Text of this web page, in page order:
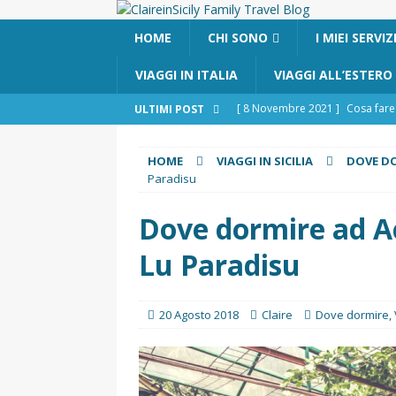
HOME CHI SONO I MIEI SERVIZI
VIAGGI IN ITALIA VIAGGI ALL’ESTERO
ULTIMI POST [ 8 Novembre 2021 ] Cosa
[ 6 Maggio 2026 ]
Cascate del
[ 5 Marzo 2026 ]
Dove
DOVE DORMIRE
UTILI
[ 14 Settembre 2025 ] Rifugi e
PARCHI NATURALI E AREE
HOME VIAGGI IN SICILIA DOVE
Paradisu
Dove dormire ad
Lu Paradisu
20 Agosto 2018 Claire Dove dormire,